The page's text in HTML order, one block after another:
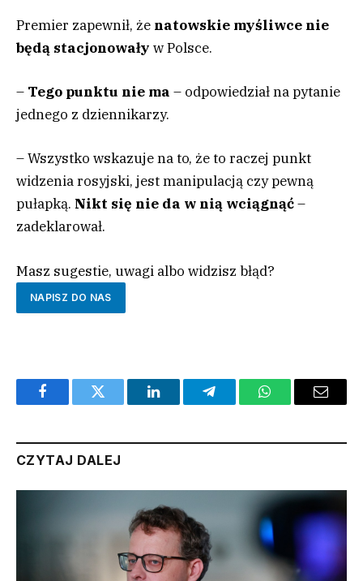
Premier zapewnił, że natowskie myśliwce nie
będą stacjonowały w Polsce.
– Tego punktu nie ma – odpowiedział na pytanie
jednego z dziennikarzy.
– Wszystko wskazuje na to, że to raczej punkt
widzenia rosyjski, jest manipulacją czy pewną
pułapką. Nikt się nie da w nią wciągnąć–
zadeklarował.
Masz sugestie, uwagi albo widzisz błąd?
NAPISZ DO NAS
FacebookTwitter LinkedInTelegramWhatsAppEmail
CZYTAJ DALEJ